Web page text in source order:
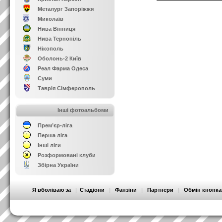
Металург Запоріжжя
Миколаїв
Нива Вінниця
Нива Тернопіль
Нікополь
Оболонь-2 Київ
Реал Фарма Одеса
Суми
Таврія Сімферополь
Інші фотоальбоми
Прем’єр-ліга
Перша ліга
Інші ліги
Розформовані клуби
Збірна України
Я вболіваю за | Стадіони | Фанзіни | Партнери | Обмін